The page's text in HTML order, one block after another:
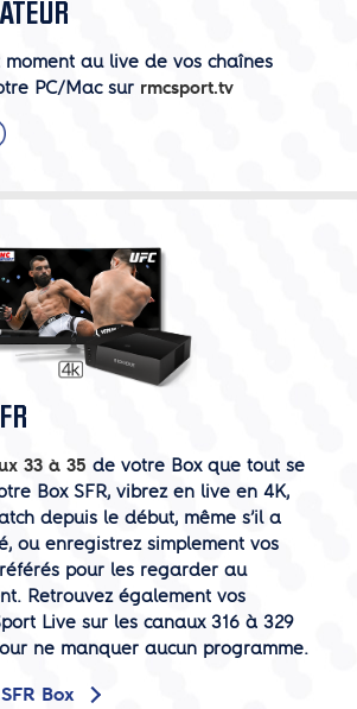
moment au live de vos chaînes
PC/Mac sur rmcsport.tv
33 à 35 de votre Box que tout se
Box SFR, vibrez en live en 4K,
depuis le début, même s’il a
ou enregistrez simplement vos
pour les regarder au
Retrouvez également vos
Live sur les canaux 316 à 329
ne manquer aucun programme.
Box